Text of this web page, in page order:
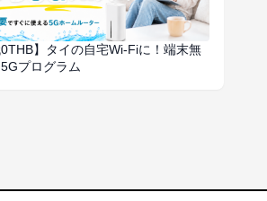
0THB】タイの自宅Wi-Fiに！端末無
プログラム